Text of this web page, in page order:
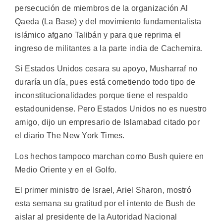
persecución de miembros de la organización Al
Qaeda (La Base) y del movimiento fundamentalista
islámico afgano Talibán y para que reprima el
ingreso de militantes a la parte india de Cachemira.
Si Estados Unidos cesara su apoyo, Musharraf no
duraría un día, pues está cometiendo todo tipo de
inconstitucionalidades porque tiene el respaldo
estadounidense. Pero Estados Unidos no es nuestro
amigo, dijo un empresario de Islamabad citado por
el diario The New York Times.
Los hechos tampoco marchan como Bush quiere en
Medio Oriente y en el Golfo.
El primer ministro de Israel, Ariel Sharon, mostró
esta semana su gratitud por el intento de Bush de
aislar al presidente de la Autoridad Nacional